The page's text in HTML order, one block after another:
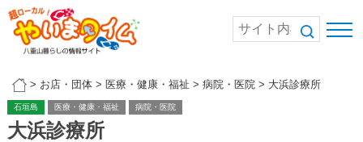
> お店・団体> 医療・健康・福祉 > 病院・医院> 大浜診療所
石垣島 医療・健康・福祉 病院・医院
大浜診療所